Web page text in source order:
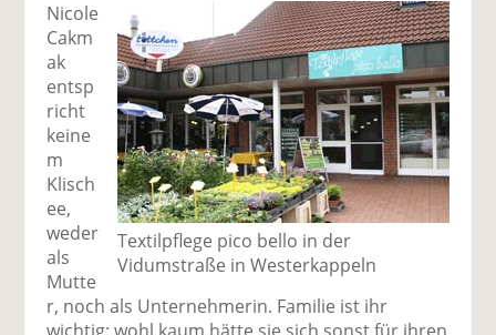
Textilpflege pico bello in der
Vidumstraße in Westerkappeln
Nicole
Cakm
ak
entsp
richt
keine
m
Klisch
ee,
weder
als
Mutte
r, noch als Unternehmerin. Familie ist ihr